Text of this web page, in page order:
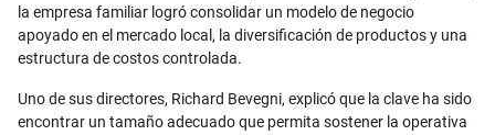
la empresa familiar logró consolidar un modelo de negocio
apoyado en el mercado local, la diversificación de productos y una
estructura de costos controlada.
Uno de sus directores, Richard Bevegni, explicó que la clave ha sido
encontrar un tamaño adecuado que permita sostener la operativa